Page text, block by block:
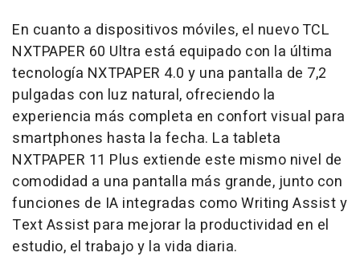
En cuanto a dispositivos móviles, el nuevo TCL
NXTPAPER 60 Ultra está equipado con la última
tecnología NXTPAPER 4.0 y una pantalla de 7,2
pulgadas con luz natural, ofreciendo la
experiencia más completa en confort visual para
smartphones hasta la fecha. La tableta
NXTPAPER 11 Plus extiende este mismo nivel de
comodidad a una pantalla más grande, junto con
funciones de IA integradas como Writing Assist y
Text Assist para mejorar la productividad en el
estudio, el trabajo y la vida diaria.